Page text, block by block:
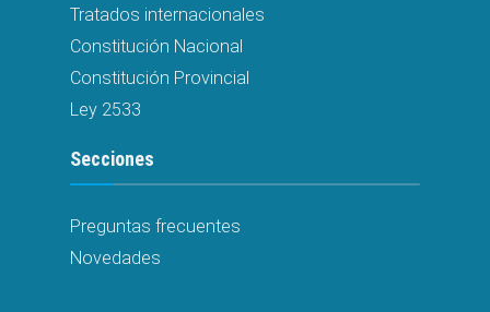
Tratados internacionales
Constitución Nacional
Constitución Provincial
Ley 2533
Secciones
Preguntas frecuentes
Novedades